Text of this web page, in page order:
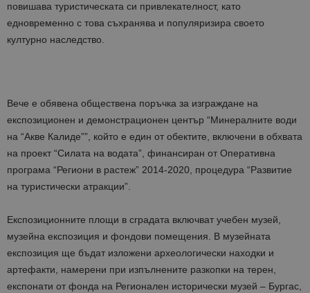
повишава туристическата си привлекателност, като
едновременно с това съхранява и популяризира своето
културно наследство.
Вече е обявена обществена поръчка за изграждане на
експозиционен и демонстрационен център “Минералните води
на “Акве Калиде””, който е един от обектите, включени в обхвата
на проект “Силата на водата”, финансиран от Оперативна
програма “Региони в растеж” 2014-2020, процедура “Развитие
на туристически атракции”.
Експозиционните площи в сградата включват учебен музей,
музейна експозиция и фондови помещения. В музейната
експозиция ще бъдат изложени археологически находки и
артефакти, намерени при изпълнените разкопки на терен,
експонати от фонда на Регионален исторически музей – Бургас,